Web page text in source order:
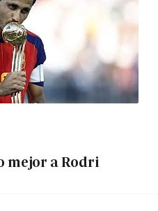
mejor a Rodri